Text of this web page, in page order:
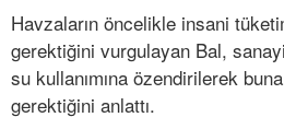
Havzaların öncelikle insani
gerektiğini vurgulayan Bal,
su kullanımına özendirilerek
gerektiğini anlattı.